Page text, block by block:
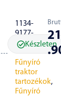
1134-
9177-
01
Fűnyíró
traktor
tartozékok,
Fűnyíró
Készleten
21